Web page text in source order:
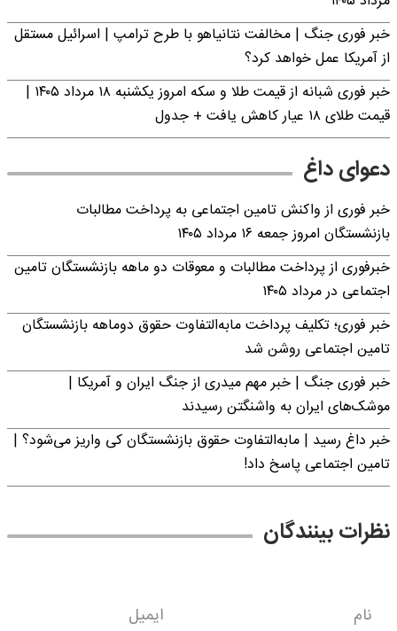
خبر فوری جنگ | مخالفت نتانیاهو با طرح ترامپ | اسرائیل مستقل
از آمریکا عمل خواهد کرد؟
خبر فوری شبانه از قیمت طلا و سکه امروز یکشنبه ۱۸ مرداد ۱۴۰۵ |
قیمت طلای ۱۸ عیار کاهش یافت + جدول
دعوای داغ
خبر فوری از واکنش تامین اجتماعی به پرداخت مطالبات
بازنشستگان امروز جمعه ۱۶ مرداد ۱۴۰۵
خبرفوری از پرداخت مطالبات و معوقات دو ماهه بازنشستگان تامین
اجتماعی در مرداد ۱۴۰۵
خبر فوری؛ تکلیف پرداخت مابه‌التفاوت حقوق دوماهه بازنشستگان
تامین اجتماعی روشن شد
خبر فوری جنگ | خبر مهم میدری از جنگ ایران و آمریکا |
موشک‌های ایران به واشنگتن رسیدند
خبر داغ رسید | مابه‌التفاوت حقوق بازنشستگان کی واریز می‌شود؟ |
تامین اجتماعی پاسخ داد!
نظرات بینندگان
نام ایمیل